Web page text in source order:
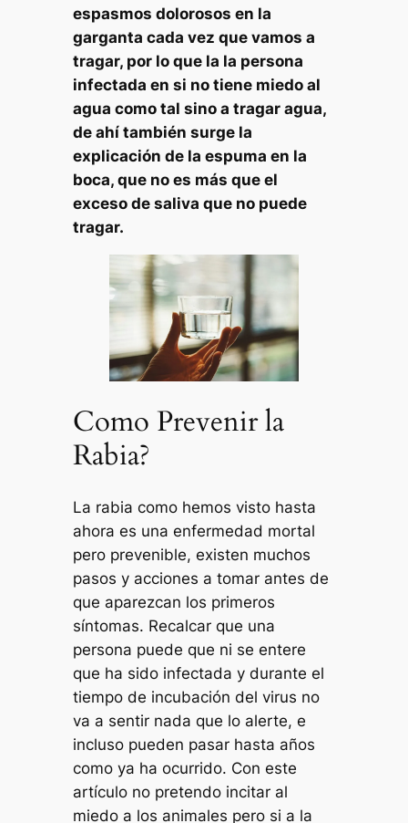
espasmos dolorosos en la
garganta cada vez que vamos a
tragar, por lo que la la persona
infectada en si no tiene miedo al
agua como tal sino a tragar agua,
de ahí también surge la
explicación de la espuma en la
boca, que no es más que el
exceso de saliva que no puede
tragar.
Como Prevenir la
Rabia?
La rabia como hemos visto hasta
ahora es una enfermedad mortal
pero prevenible, existen muchos
pasos y acciones a tomar antes de
que aparezcan los primeros
síntomas. Recalcar que una
persona puede que ni se entere
que ha sido infectada y durante el
tiempo de incubación del virus no
va a sentir nada que lo alerte, e
incluso pueden pasar hasta años
como ya ha ocurrido. Con este
artículo no pretendo incitar al
miedo a los animales pero si a la